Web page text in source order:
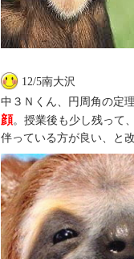
12/5南大沢
中３Ｎくん、円周角の定
顔。授業後も少し残って
伴っている方が良い、と